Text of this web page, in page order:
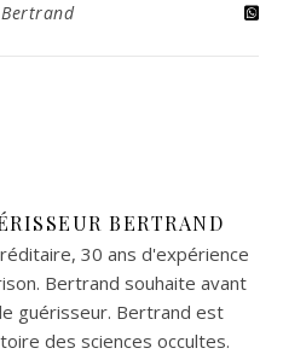
BERTRAND
30 ans d'expérience
Bertrand souhaite avant
guérisseur. Bertrand est
des sciences occultes.